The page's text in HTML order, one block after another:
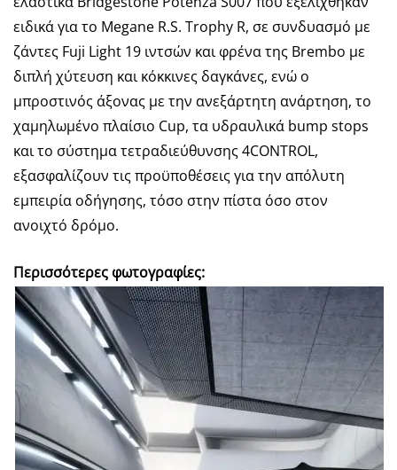
ειδικά για το Megane R.S. Trophy R, σε συνδυασμό με
ζάντες Fuji Light 19 ιντσών και φρένα της Brembo με
διπλή χύτευση και κόκκινες δαγκάνες, ενώ ο
μπροστινός άξονας με την ανεξάρτητη ανάρτηση, το
χαμηλωμένο πλαίσιο Cup, τα υδραυλικά bump stops
και το σύστημα τετραδιεύθυνσης 4CONTROL,
εξασφαλίζουν τις προϋποθέσεις για την απόλυτη
εμπειρία οδήγησης, τόσο στην πίστα όσο στον
ανοιχτό δρόμο.
Περισσότερες φωτογραφίες: